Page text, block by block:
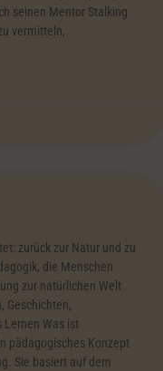
seinen Mentor Stalking
vermitteln,
zurück zur Natur und zu
die Menschen
zur natürlichen Welt
Geschichten,
Lernen Was ist
pädagogisches Konzept
Sie basiert auf dem